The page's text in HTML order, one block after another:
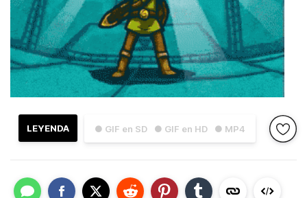
● GIF en SD ● GIF en HD ● MP4
LEYENDA